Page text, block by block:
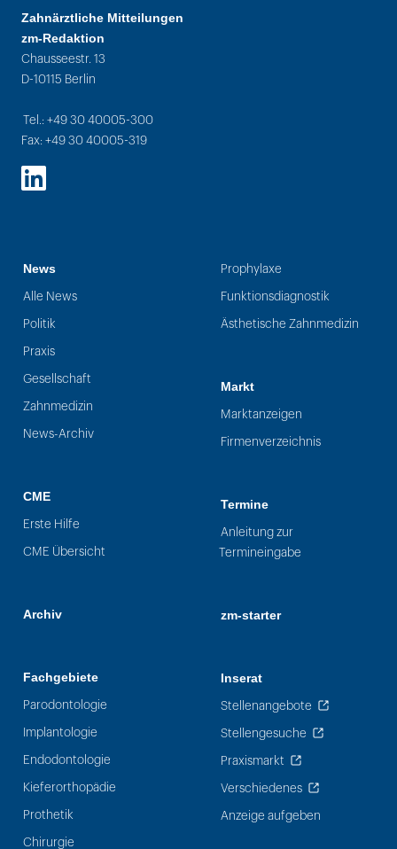
Zahnärztliche Mitteilungen
zm-Redaktion
Chausseestr. 13
D-10115 Berlin
Tel.: +49 30 40005-300
Fax: +49 30 40005-319
LinkedIn
News
Alle News
Politik
Praxis
Gesellschaft
Zahnmedizin
News-Archiv
CME
Erste Hilfe
CME Übersicht
Archiv
Fachgebiete
Parodontologie
Implantologie
Endodontologie
Kieferorthopädie
Prothetik
Chirurgie
Prophylaxe
Funktionsdiagnostik
Ästhetische Zahnmedizin
Markt
Marktanzeigen
Firmenverzeichnis
Termine
Anleitung zur
Termineingabe
zm-starter
Inserat
Stellenangebote
Stellengesuche
Praxismarkt
Verschiedenes
Anzeige aufgeben